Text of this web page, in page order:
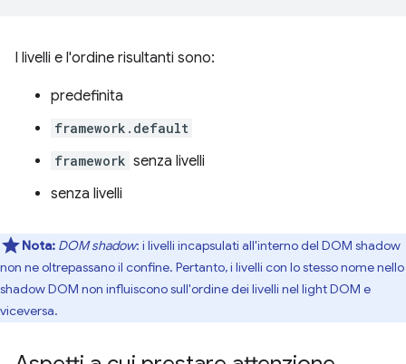
I livelli e l'ordine risultanti sono:
predefinita
framework.default
framework senza livelli
senza livelli
Nota: DOM shadow: i livelli incapsulati all'interno del DOM shadow
non ne oltrepassano il confine. Pertanto, i livelli con lo stesso nome nello
shadow DOM non influiscono sull'ordine dei livelli nel light DOM e
viceversa.